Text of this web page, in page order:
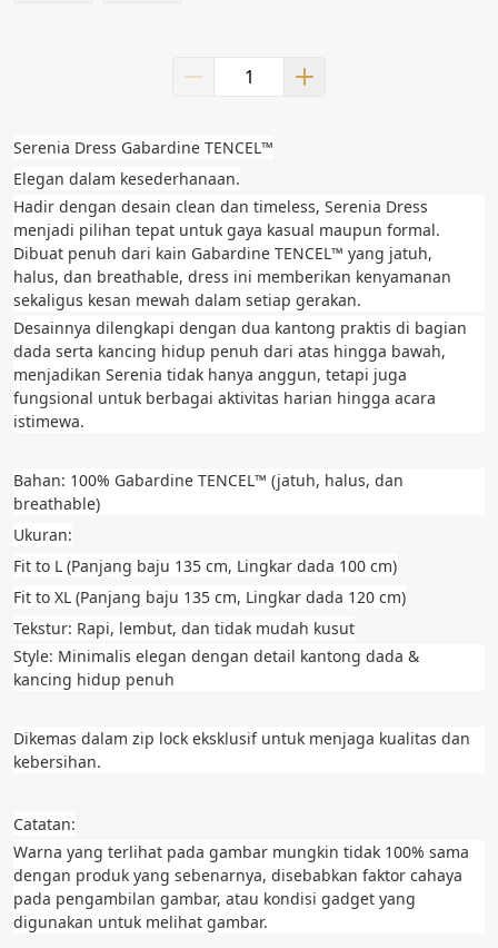
Serenia Dress Gabardine TENCEL™
Elegan dalam kesederhanaan.
Hadir dengan desain clean dan timeless, Serenia Dress
menjadi pilihan tepat untuk gaya kasual maupun formal.
Dibuat penuh dari kain Gabardine TENCEL™ yang jatuh,
halus, dan breathable, dress ini memberikan kenyamanan
sekaligus kesan mewah dalam setiap gerakan.
Desainnya dilengkapi dengan dua kantong praktis di bagian
dada serta kancing hidup penuh dari atas hingga bawah,
menjadikan Serenia tidak hanya anggun, tetapi juga
fungsional untuk berbagai aktivitas harian hingga acara
istimewa.
Bahan: 100% Gabardine TENCEL™ (jatuh, halus, dan
breathable)
Ukuran:
Fit to L (Panjang baju 135 cm, Lingkar dada 100 cm)
Fit to XL (Panjang baju 135 cm, Lingkar dada 120 cm)
Tekstur: Rapi, lembut, dan tidak mudah kusut
Style: Minimalis elegan dengan detail kantong dada &
kancing hidup penuh
Dikemas dalam zip lock eksklusif untuk menjaga kualitas dan
kebersihan.
Catatan:
Warna yang terlihat pada gambar mungkin tidak 100% sama
dengan produk yang sebenarnya, disebabkan faktor cahaya
pada pengambilan gambar, atau kondisi gadget yang
digunakan untuk melihat gambar.